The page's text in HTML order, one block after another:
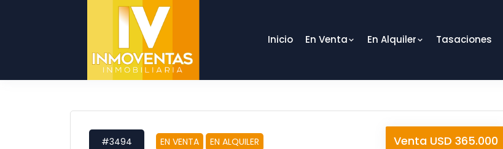
Inicio En Venta En Alquiler Tasaciones
#3494 EN VENTA EN ALQUILER Venta USD 365.000